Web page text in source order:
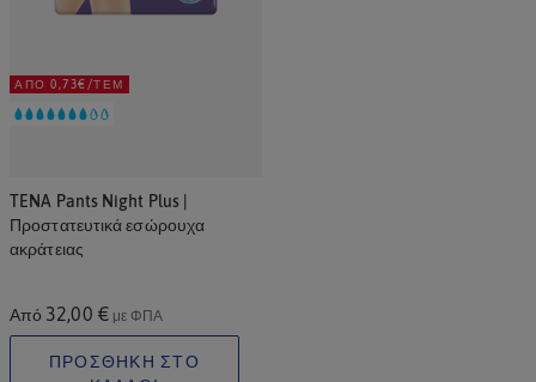
ΑΠΌ 0,73€/ΤΕΜ
TENA Pants Night Plus |
Προστατευτικά εσώρουχα
ακράτειας
Από 32,00 € με ΦΠΑ
ΠΡΟΣΘΗΚΗ ΣΤΟ